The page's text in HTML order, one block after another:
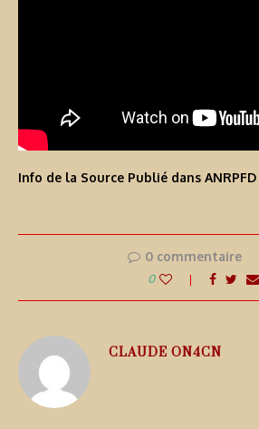
Info de la Source Publié dans ANRPFD
0 commentaire
0
CLAUDE ON4CN